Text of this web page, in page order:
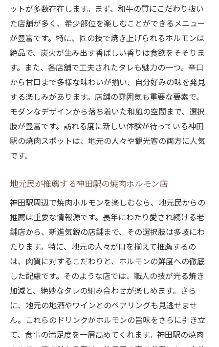
焼肉ホルモンの香りが神田駅の風物詩に
特製タレが引き立てる神田駅の焼肉の極意
秘伝のタレがグルメを唸らせる理由
神田駅の焼肉をより美味しくする特製タレ
タレが決め手！神田の焼肉ホルモンの秘密
焼肉ホルモンを極める、特製タレの技
神田駅で特製タレを楽しむ方法
焼肉ホルモンとタレの絶妙な調和を神田で
神田駅の焼肉で五感を刺激し新たな発見を
焼肉ホルモンが開く新たな味覚の扉
神田駅の焼肉体験で感性を磨こう
焼肉ホルモンがもたらす新しい食の発見
神田での焼肉ホルモンが刺激する五感の旅
神田でしか味わえない焼肉ホルモンの奥深さ
神田駅で探る、焼肉ホルモンの奥義
地元でしか味わえない焼肉の本当の魅力
神田の焼肉ホルモンが特別な理由
他では味わえない、神田の焼肉ホルモン
神田駅でしか体験できない焼肉の奥深さ
ットが多数存在します。まず、和牛の質にこだわり抜い
た店舗が多く、希少部位を楽しむことができるメニュー
が豊富です。特に、匠の技で焼き上げられるホルモンは
絶品で、炭火が生み出す香ばしい香りは食欲をそそりま
す。また、各店舗で工夫されたタレも魅力の一つ。辛口
から甘口まで多様な味わいが揃い、自分好みの味を発見
する楽しみがあります。店舗の雰囲気も重要な要素で、
モダンなデザインから落ち着いた和風の空間まで、選択
肢が豊富です。訪れる度に新しい体験が待っている神田
駅の焼肉スポットは、地元の人々や観光客の両方に人気
です。
地元民が推薦する神田駅の焼肉ホルモン店
神田駅周辺で焼肉ホルモンを楽しむなら、地元民からの
推薦は重要な情報源です。長年にわたり愛され続ける老
舗店から、新進気鋭の店舗まで、その選択肢は多岐にわ
たります。特に、地元の人々が口を揃えて推薦するの
は、肉質に対するこだわりと、ホルモンの鮮度への徹底
した配慮です。そのような店では、職人の技が光る焼き
加減と、絶妙なタレの組み合わせが楽しめます。さら
に、地元の地酒やワインとのペアリングも見逃せませ
ん。これらのドリンクがホルモンの旨味をさらに引き立
て、食事の満足度を一層高めてくれます。神田駅の焼肉